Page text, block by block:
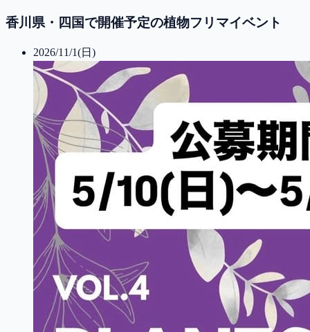
香川県・四国で開催予定の植物フリマイベント
2026/11/1(日)